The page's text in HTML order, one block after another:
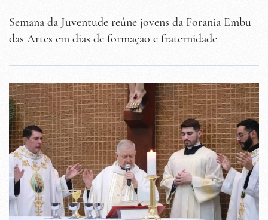
Semana da Juventude reúne jovens da Forania Embu
das Artes em dias de formação e fraternidade